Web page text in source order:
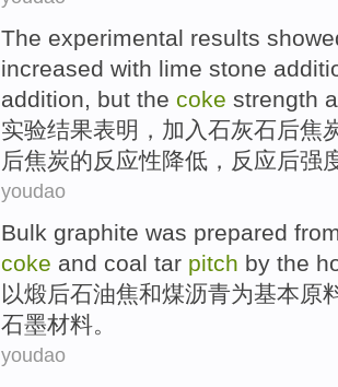
The experimental results
increased with lime stone
addition, but the coke strength
实验结果表明 ， 加入石灰石后焦
后焦炭的反应性降低 ，反应后强
youdao
Bulk graphite was prepared
coke and coal tar pitch by the
以煅后石油焦和煤沥青为基本原
石墨材料。
youdao